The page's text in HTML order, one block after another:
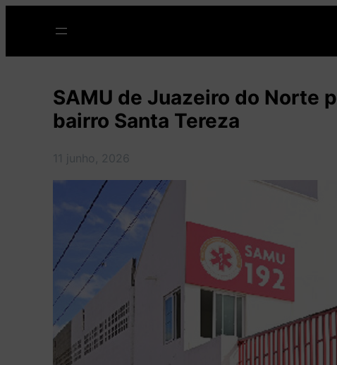
o
SAMU de Juazeiro do Norte
bairro Santa Tereza
11 junho, 2026